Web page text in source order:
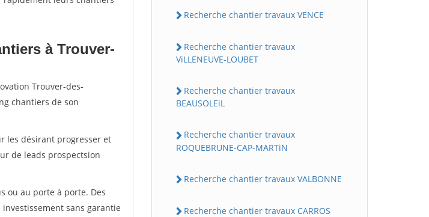
à Trouver-
Trouver-des-
chantiers de son
les désirant progresser et
de leads prospectsion
ou au porte à porte. Des
sans garantie
Recherche chantier travaux VENCE
Recherche chantier travaux
ViLLENEUVE-LOUBET
Recherche chantier travaux
BEAUSOLEiL
Recherche chantier travaux
ROQUEBRUNE-CAP-MARTiN
Recherche chantier travaux VALBONNE
Recherche chantier travaux CARROS